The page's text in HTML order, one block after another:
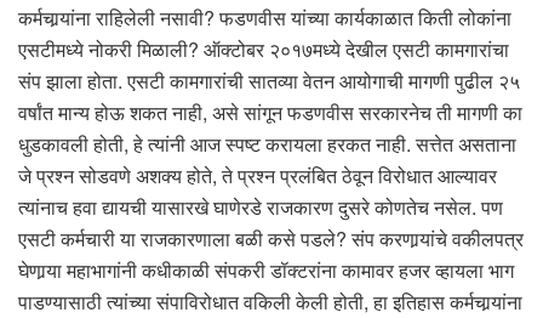
कर्मचार्‍यांना राहिलेली नसावी? फडणवीस यांच्या कार्यकाळात किती लोकांना
एसटीमध्ये नोकरी मिळाली? ऑक्टोबर २०१७मध्ये देखील एसटी कामगारांचा
संप झाला होता. एसटी कामगारांची सातव्या वेतन आयोगाची मागणी पुढील २५
वर्षांत मान्य होऊ शकत नाही, असे सांगून फडणवीस सरकारनेच ती मागणी का
धुडकावली होती, हे त्यांनी आज स्पष्ट करायला हरकत नाही. सत्तेत असताना
जे प्रश्न सोडवणे अशक्य होते, ते प्रश्न प्रलंबित ठेवून विरोधात आल्यावर
त्यांनाच हवा द्यायची यासारखे घाणेरडे राजकारण दुसरे कोणतेच नसेल. पण
एसटी कर्मचारी या राजकारणाला बळी कसे पडले? संप करणार्‍यांचे वकीलपत्र
घेणार्‍या महाभागांनी कधीकाळी संपकरी डॉक्टरांना कामावर हजर व्हायला भाग
पाडण्यासाठी त्यांच्या संपाविरोधात वकिली केली होती, हा इतिहास कर्मचार्‍यांना